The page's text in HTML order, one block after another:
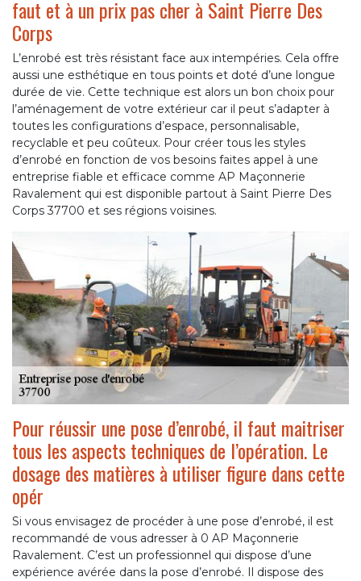
faut et à un prix pas cher à Saint Pierre Des
Corps
L’enrobé est très résistant face aux intempéries. Cela offre
aussi une esthétique en tous points et doté d’une longue
durée de vie. Cette technique est alors un bon choix pour
l’aménagement de votre extérieur car il peut s’adapter à
toutes les configurations d’espace, personnalisable,
recyclable et peu coûteux. Pour créer tous les styles
d’enrobé en fonction de vos besoins faites appel à une
entreprise fiable et efficace comme AP Maçonnerie
Ravalement qui est disponible partout à Saint Pierre Des
Corps 37700 et ses régions voisines.
Pour réussir une pose d’enrobé, il faut maitriser
tous les aspects techniques de l’opération. Le
dosage des matières à utiliser figure dans cette
opér
Si vous envisagez de procéder à une pose d’enrobé, il est
recommandé de vous adresser à 0 AP Maçonnerie
Ravalement. C’est un professionnel qui dispose d’une
expérience avérée dans la pose d’enrobé. Il dispose des